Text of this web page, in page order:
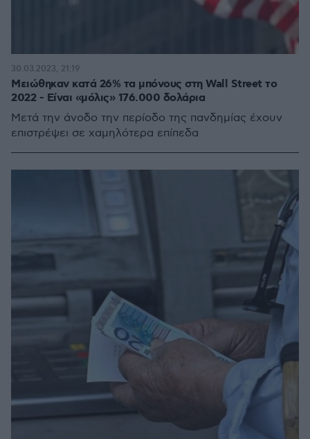
Μειώθηκαν κατά 26% τα μπόνους στη Wall Street το
2022 - Είναι «μόλις» 176.000 δολάρια
Μετά την άνοδο την περίοδο της πανδημίας έχουν
επιστρέψει σε χαμηλότερα επίπεδα
30.03.2023, 21:19